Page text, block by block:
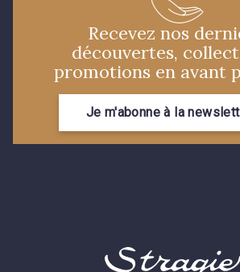
Recevez nos
découvertes,
promotions en avant
Je m'abonne à la